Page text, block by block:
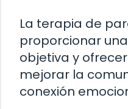
La terapia de
proporcionar
objetiva y
mejorar la
conexión